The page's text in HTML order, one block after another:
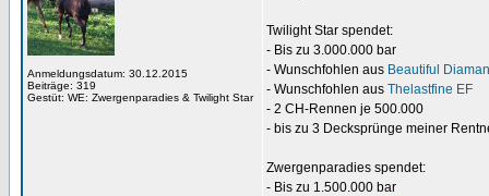
Anmeldungsdatum: 30.12.2015
Beiträge: 319
Gestüt: WE: Zwergenparadies & Twilight Star
Twilight Star spendet:
- Bis zu 3.000.000 bar
- Wunschfohlen aus Beautiful
- Wunschfohlen aus Thelastfine EF
- 2 CH-Rennen je 500.000
- bis zu 3 Decksprünge meiner
Zwergenparadies spendet:
- Bis zu 1.500.000 bar